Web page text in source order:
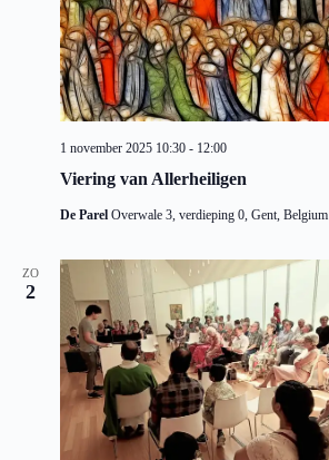
Viering van Allerheiligen
1 november 2025 10:30 - 12:00
De Parel Overwale 3, verdieping 0, Gent, Belgium
ZO
2